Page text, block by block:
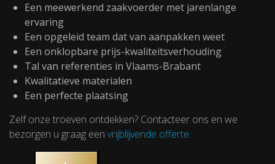
Een meewerkend zaakvoerder met jarenlange
ervaring
Een opgeleid team dat van aanpakken weet
Een onklopbare prijs-kwaliteitsverhouding
Tal van referenties in Vlaams-Brabant
Kwalitatieve materialen
Een perfecte plaatsing
Zelf onze troeven ontdekken? Contacteer ons en we
bezorgen u graag een vrijblijvende offerte.